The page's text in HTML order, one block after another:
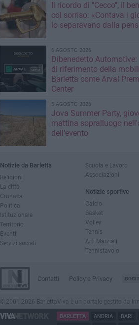
Il ricordo di "Cecco", il
col sorriso: «Contava i
lo separavano dalla
6 AGOSTO 2026
Dibenedetto
di riferimento della
Barletta come Arval
Center
5 AGOSTO 2026
Jova Summer Party,
mattina sopralluogo
dell'evento
Notizie da Barletta
Religioni
La città
Cronaca
Politica
Istituzionale
Territorio
Eventi
Servizi sociali
Scuola e Lavoro
Associazioni
Notizie sportive
Calcio
Basket
Volley
Tennis
Arti Marziali
Tennistavolo
Contatti Policy e Privacy
© 2001-2026 BarlettaViva è un portale gestito da
BARLETTA ANDRIA BARI